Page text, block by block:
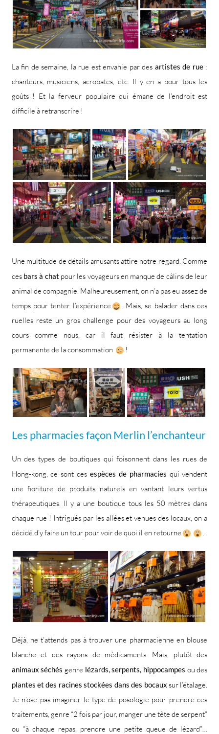
La fin de semaine, la rue est envahie par des artistes de rue:
chanteurs, musiciens, acrobates, etc. Il y en a pour tous les
goûts ! Et la ferveur populaire qui émane de l’endroit est
difficile à retranscrire !
Une multitude de détails amusants attire notre regard. Comme
ces bars à chat pour les voyageurs en manque de câlins de leur
animal de compagnie. Malheureusement, on n’a pas eu assez de
temps pour tenter l’expérience
. Mais, se balader dans ces
ruelles reste un gros challenge pour des voyageurs au long
cours comme nous, car il faut résister à la tentation
permanente de la consommation
!
Les pharmacies façon Merlin l’enchanteur
Un des types de boutiques qui foisonnent dans les rues de
Hong-kong, ce sont ces espèces de pharmacies qui vendent
une fioriture de produits naturels en vantant leurs vertus
thérapeutiques. Il y a une boutique tous les 50 mètres dans
chaque rue ! Intrigués par les allées et venues des locaux, on a
décidé d’y faire un tour pour voir de quoi il en retourne
.
Déjà, ne t’attends pas à trouver une pharmacienne en blouse
blanche et des rayons de médicaments. Mais, plutôt des
animaux séchés genre lézards, serpents, hippocampes ou des
plantes et des racines stockées dans des bocaux sur l’étalage.
Je n’ose pas imaginer le type de posologie pour prendre ces
traitements, genre “2 fois par jour, manger une tête de serpent”
ou “à chaque repas, prendre une petite queue de lézard”…